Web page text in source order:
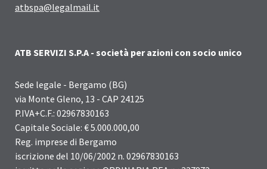
atbspa@legalmail.it
ATB SERVIZI S.P.A - società per azioni con socio unico
Sede legale - Bergamo (BG)
via Monte Gleno, 13 - CAP 24125
P.IVA+C.F.: 02967830163
Capitale Sociale: € 5.000.000,00
Reg. imprese di Bergamo
iscrizione del 10/06/2002 n. 02967830163